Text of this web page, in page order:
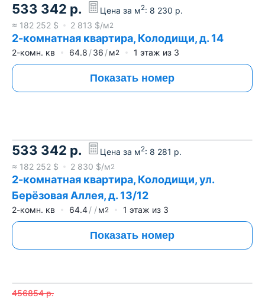
533 342 р. Цена за м2: 8 230 р.
≈ 182 252 $ 2 813 $/м2
2-комнатная квартира, Колодищи, д. 14
2-комн. кв 64.8 36 м2 1 этаж из 3
Показать номер
533 342 р. Цена за м2: 8 281 р.
≈ 182 252 $ 2 830 $/м2
2-комнатная квартира, Колодищи, ул.
Берёзовая Аллея, д. 13/12
2-комн. кв 64.4 м2 1 этаж из 3
Показать номер
456854 р.